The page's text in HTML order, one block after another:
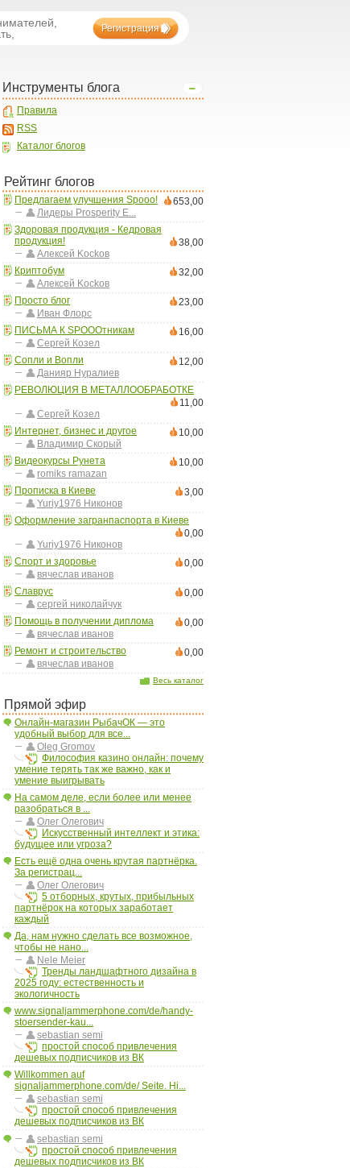
Регистрация
Инструменты блога
Правила
RSS
Каталог блогов
Рейтинг блогов
Предлагаем улучшения Spooo!
653,00
Лидеры Prosperity E...
Здоровая продукция - Кедровая
продукция!
38,00
Aлексей Kockoв
Криптобум
32,00
Aлексей Kockoв
Просто блог
23,00
Иван Флорс
ПИСЬМА К SPOOOтникам
16,00
Сергей Козел
Сопли и Вопли
12,00
Данияр Нуралиев
РЕВОЛЮЦИЯ В МЕТАЛЛООБРАБОТКЕ
11,00
Сергей Козел
Интернет, бизнес и другое
10,00
Владимир Скорый
Видеокурсы Рунета
10,00
romiks ramazan
Прописка в Киеве
3,00
Yuriy1976 Никонов
Оформление загранпаспорта в Киеве
0,00
Yuriy1976 Никонов
Спорт и здоровье
0,00
вячеслав иванов
Славрус
0,00
сергей николайчук
Помощь в получении диплома
0,00
вячеслав иванов
Ремонт и строительство
0,00
вячеслав иванов
Весь каталог
Прямой эфир
Онлайн-магазин РыбачОК — это
удобный выбор для все...
Oleg Gromov
Философия казино онлайн: почему
умение терять так же важно, как и
умение выигрывать
На самом деле, если более или менее
разобраться в ...
Олег Олегович
Искусственный интеллект и этика:
будущее или угроза?
Есть ещё одна очень крутая партнёрка.
За регистрац...
Олег Олегович
5 отборных, крутых, прибыльных
партнёрок на которых заработает
каждый
Да, нам нужно сделать все возможное,
чтобы не нано...
Nele Meier
Тренды ландшафтного дизайна в
2025 году: естественность и
экологичность
www.signaljammerphone.com/de/handy-
stoersender-kau...
sebastian semi
простой способ привлечения
дешевых подписчиков из ВК
Willkommen auf
signaljammerphone.com/de/ Seite. Hi...
sebastian semi
простой способ привлечения
дешевых подписчиков из ВК
sebastian semi
простой способ привлечения
дешевых подписчиков из ВК